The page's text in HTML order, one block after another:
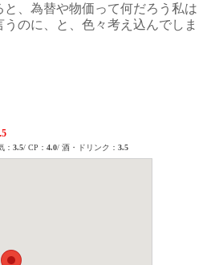
と、為替や物価って何だろう私は
のに、と、色々考え込んでしま